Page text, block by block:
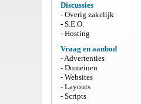
Discussies
Overig zakelijk
S.E.O.
Hosting
Vraag en aanbod
Advertenties
Domeinen
Websites
Layouts
Scripts